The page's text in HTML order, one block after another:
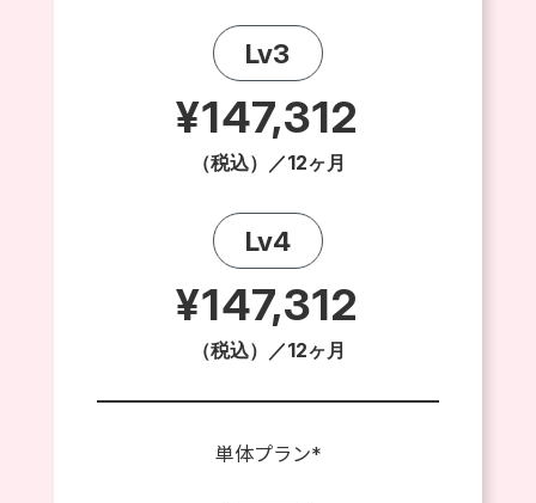
Lv3
¥147,312
（税込）／12ヶ月
Lv4
¥147,312
（税込）／12ヶ月
単体プラン*